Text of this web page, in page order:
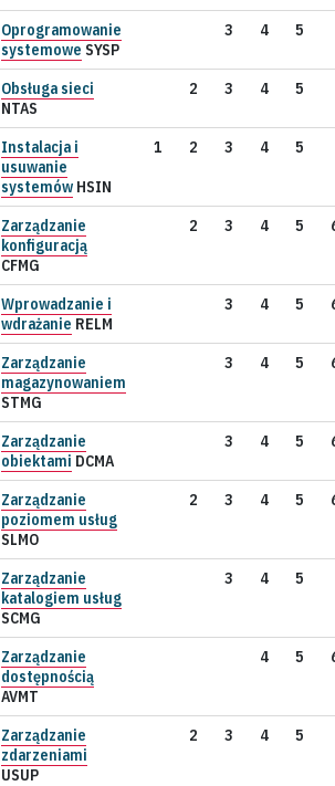
Oprogramowanie
systemowe SYSP
3 4 5
Obsługa sieci
NTAS
2 3 4 5
Instalacja i
usuwanie
systemów HSIN
1 2 3 4 5
Zarządzanie
konfiguracją
CFMG
2 3 4 5
Wprowadzanie i
wdrażanie RELM
3 4 5
Zarządzanie
magazynowaniem
STMG
3 4 5
Zarządzanie
obiektami DCMA
3 4 5
Zarządzanie
poziomem usług
SLMO
2 3 4 5
Zarządzanie
katalogiem usług
SCMG
3 4 5
Zarządzanie
dostępnością
AVMT
4 5
Zarządzanie
zdarzeniami
USUP
2 3 4 5